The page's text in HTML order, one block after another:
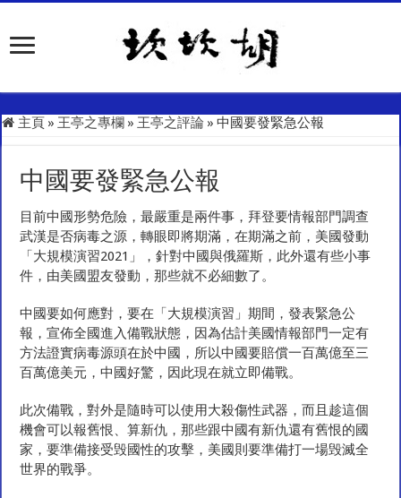
主頁 » 王亭之專欄 » 王亭之評論 » 中國要發緊急公報
中國要發緊急公報
目前中國形勢危險，最嚴重是兩件事，拜登要情報部門調查
武漢是否病毒之源，轉眼即將期滿，在期滿之前，美國發動
「大規模演習2021」，針對中國與俄羅斯，此外還有些小事
件，由美國盟友發動，那些就不必細數了。
中國要如何應對，要在「大規模演習」期間，發表緊急公
報，宣佈全國進入備戰狀態，因為估計美國情報部門一定有
方法證實病毒源頭在於中國，所以中國要賠償一百萬億至三
百萬億美元，中國好驚，因此現在就立即備戰。
此次備戰，對外是隨時可以使用大殺傷性武器，而且趁這個
機會可以報舊恨、算新仇，那些跟中國有新仇還有舊恨的國
家，要準備接受毁國性的攻擊，美國則要準備打一場毁滅全
世界的戰爭。